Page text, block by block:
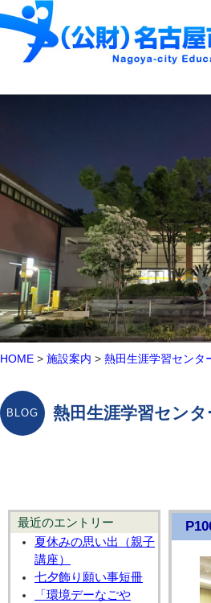
HOME > 施設案内 > 熱田生涯学習センタ
熱田生涯学習セン
最近のエントリー
夏休みの思い出（親子
講座）
七夕飾り願い事短冊
「環境デーなごや